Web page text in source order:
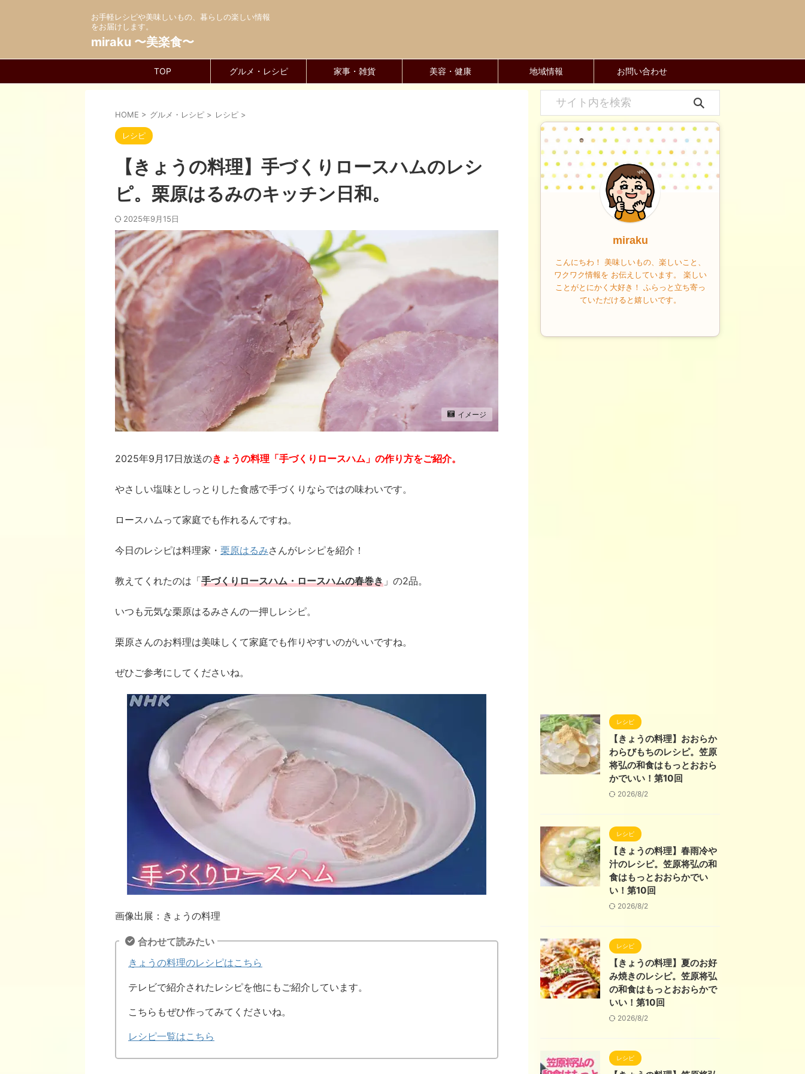
お手軽レシピや美味しいもの、暮らしの楽しい情報
をお届けします。
miraku 〜美楽食〜
TOP グルメ・レシピ 家事・雑貨 美容・健康 地域情報 お問い合わせ
HOME > グルメ・レシピ > レシピ >
レシピ
【きょうの料理】手づくりロースハムのレシ
ピ。栗原はるみのキッチン日和。
2025年9月15日
イメージ
2025年9月17日放送のきょうの料理「手づくりロースハム」の作り方をご紹介。
やさしい塩味としっとりした食感で手づくりならではの味わいです。
ロースハムって家庭でも作れるんですね。
今日のレシピは料理家・ 栗原はるみさんがレシピを紹介！
教えてくれたのは「手づくりロースハム・ロースハムの春巻き 」の2品。
いつも元気な栗原はるみさんの一押しレシピ。
栗原さんのお料理は美味しくて家庭でも作りやすいのがいいですね。
ぜひご参考にしてくださいね。
画像出展：きょうの料理
合わせて読みたい
きょうの料理のレシピはこちら
テレビで紹介されたレシピを他にもご紹介しています。
こちらもぜひ作ってみてくださいね。
レシピ一覧はこちら
miraku
こんにちわ！ 美味しいもの、楽しいこと、
ワクワク情報を お伝えしています。 楽しい
ことがとにかく大好き！ ふらっと立ち寄っ
ていただけると嬉しいです。
レシピ
【きょうの料理】おおらか
わらびもちのレシピ。笠原
将弘の和食はもっとおおら
かでいい！第10回
2026/8/2
レシピ
【きょうの料理】春雨冷や
汁のレシピ。笠原将弘の和
食はもっとおおらかでい
い！第10回
2026/8/2
レシピ
【きょうの料理】夏のお好
み焼きのレシピ。笠原将弘
の和食はもっとおおらかで
いい！第10回
2026/8/2
レシピ